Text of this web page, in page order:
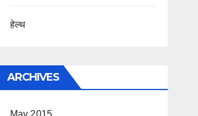
हेल्थ
ARCHIVES
May 2015